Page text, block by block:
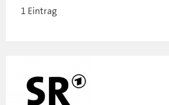
1 Eintrag